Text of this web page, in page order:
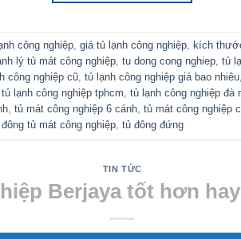
công nghiệp, giá tủ lạnh công nghiệp, kích
lý tủ mát công nghiệp, tu dong cong nghiep, tủ
công nghiệp cũ, tủ lạnh công nghiệp giá bao nhiêu,
tủ lạnh công nghiệp tphcm, tủ lạnh công nghiệp đà
, tủ mát công nghiệp 6 cánh, tủ mát công nghiệp
tủ mát công nghiệp, tủ đông đứng
TIN TỨC
Berjaya tốt hơn